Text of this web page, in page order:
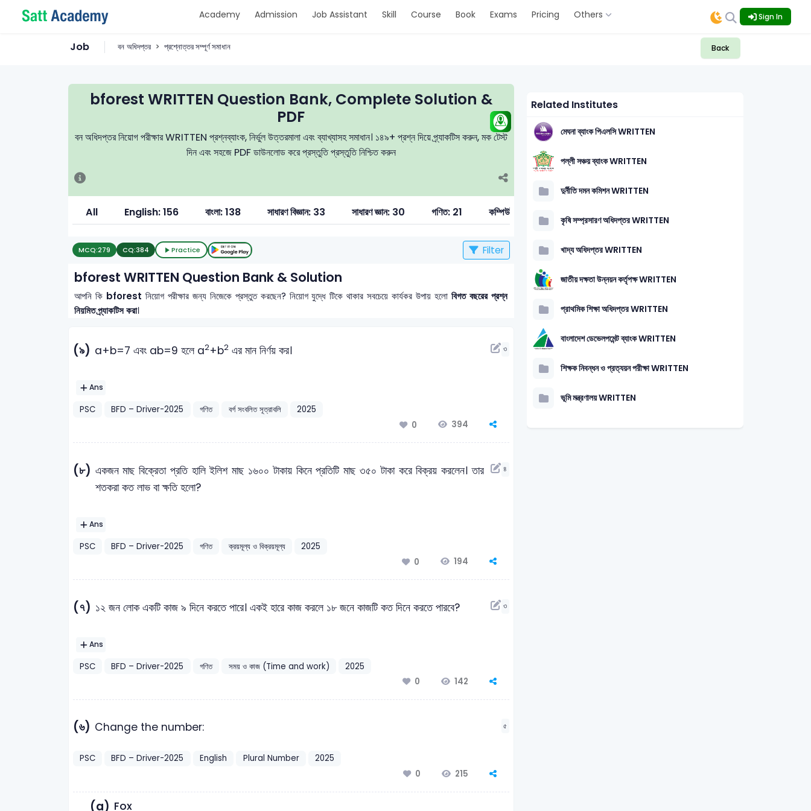
Academy Admission Job Assistant Skill Course Book Exams Pricing Others Sign In
Job বন অধিদপ্তর প্রশ্নোত্তর সম্পূর্ণ সমাধান Back
bforest WRITTEN Question Bank, Complete Solution &
PDF
বন অধিদপ্তর নিয়োগ পরীক্ষার WRITTEN প্রশ্নব্যাংক, নির্ভুল উত্তরমালা এবং ব্যাখ্যাসহ সমাধান। ১৪৯+ প্রশ্ন দিয়ে প্র্যাকটিস করুন, মক টেস্ট
দিন এবং সহজে PDF ডাউনলোড করে প্রস্তুতি প্রস্তুতি নিশ্চিত করুন
All English: 156 বাংলা: 138 সাধারণ বিজ্ঞান: 33 সাধারণ জ্ঞান: 30 গণিত: 21 কম্পিউটার ও তথ্য প্রযুক্তি (Computer & ICT): 11
MCQ:279 CQ:384 Practice Filter
bforest WRITTEN Question Bank & Solution
আপনি কি bforest নিয়োগ পরীক্ষার জন্য নিজেকে প্রস্তুত করছেন? নিয়োগ যুদ্ধে টিকে থাকার সবচেয়ে কার্যকর উপায় হলোবিগত বছরের প্রশ্ন
নিয়মিত প্র্যাকটিস করা।
(৯) a+b=7 এবং ab=9 হলে a2+b2এর মান নির্ণয় কর। ৩
Ans
PSC BFD – Driver-2025 গণিত বর্গ সংবলিত সূত্রাবলি
2025
0
394
(৮) একজন মাছ বিক্রেতা প্রতি হালি ইলিশ মাছ ১৬০০ টাকায় কিনে প্রতিটি মাছ ৩৫০ টাকা করে বিক্রয় করলেন। তার
শতকরা কত লাভ বা ক্ষতি হলো?
৪
Ans
PSC BFD – Driver-2025 গণিত ক্রয়মূল্য ও বিক্রয়মূল্য
2025
0
194
(৭) ১২ জন লোক একটি কাজ ৯ দিনে করতে পারে। একই হারে কাজ করলে ১৮ জনে কাজটি কত দিনে করতে পারবে? ৩
Ans
PSC BFD – Driver-2025 গণিত সময় ও কাজ (Time and work)
2025
0
142
(৬) Change the number: ৫
PSC BFD – Driver-2025 English Plural Number
2025
0
215
(a) Fox
Related Institutes
মেঘনা ব্যাংক পিএলসি WRITTEN
পল্লী সঞ্চয় ব্যাংক WRITTEN
দুর্নীতি দমন কমিশন WRITTEN
কৃষি সম্প্রসারণ অধিদপ্তর WRITTEN
খাদ্য অধিদপ্তর WRITTEN
জাতীয় দক্ষতা উন্নয়ন কর্তৃপক্ষ WRITTEN
প্রাথমিক শিক্ষা অধিদপ্তর WRITTEN
বাংলাদেশ ডেভেলপমেন্ট ব্যাংক WRITTEN
শিক্ষক নিবন্ধন ও প্রত্যয়ন পরীক্ষা WRITTEN
ভূমি মন্ত্রণালয় WRITTEN